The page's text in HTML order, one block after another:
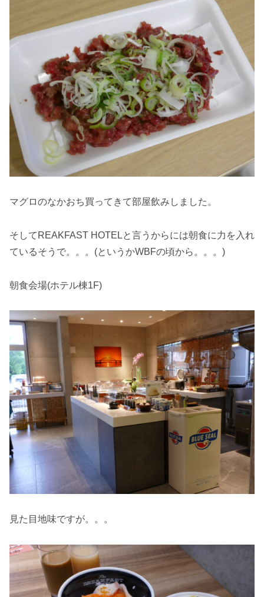
マグロのなかおち買ってきて部屋飲みしました。
そしてREAKFAST HOTELと言うからには朝食に力を入れ
ているそうで。。。(というかWBFの頃から。。。)
朝食会場(ホテル棟1F)
見た目地味ですが。。。